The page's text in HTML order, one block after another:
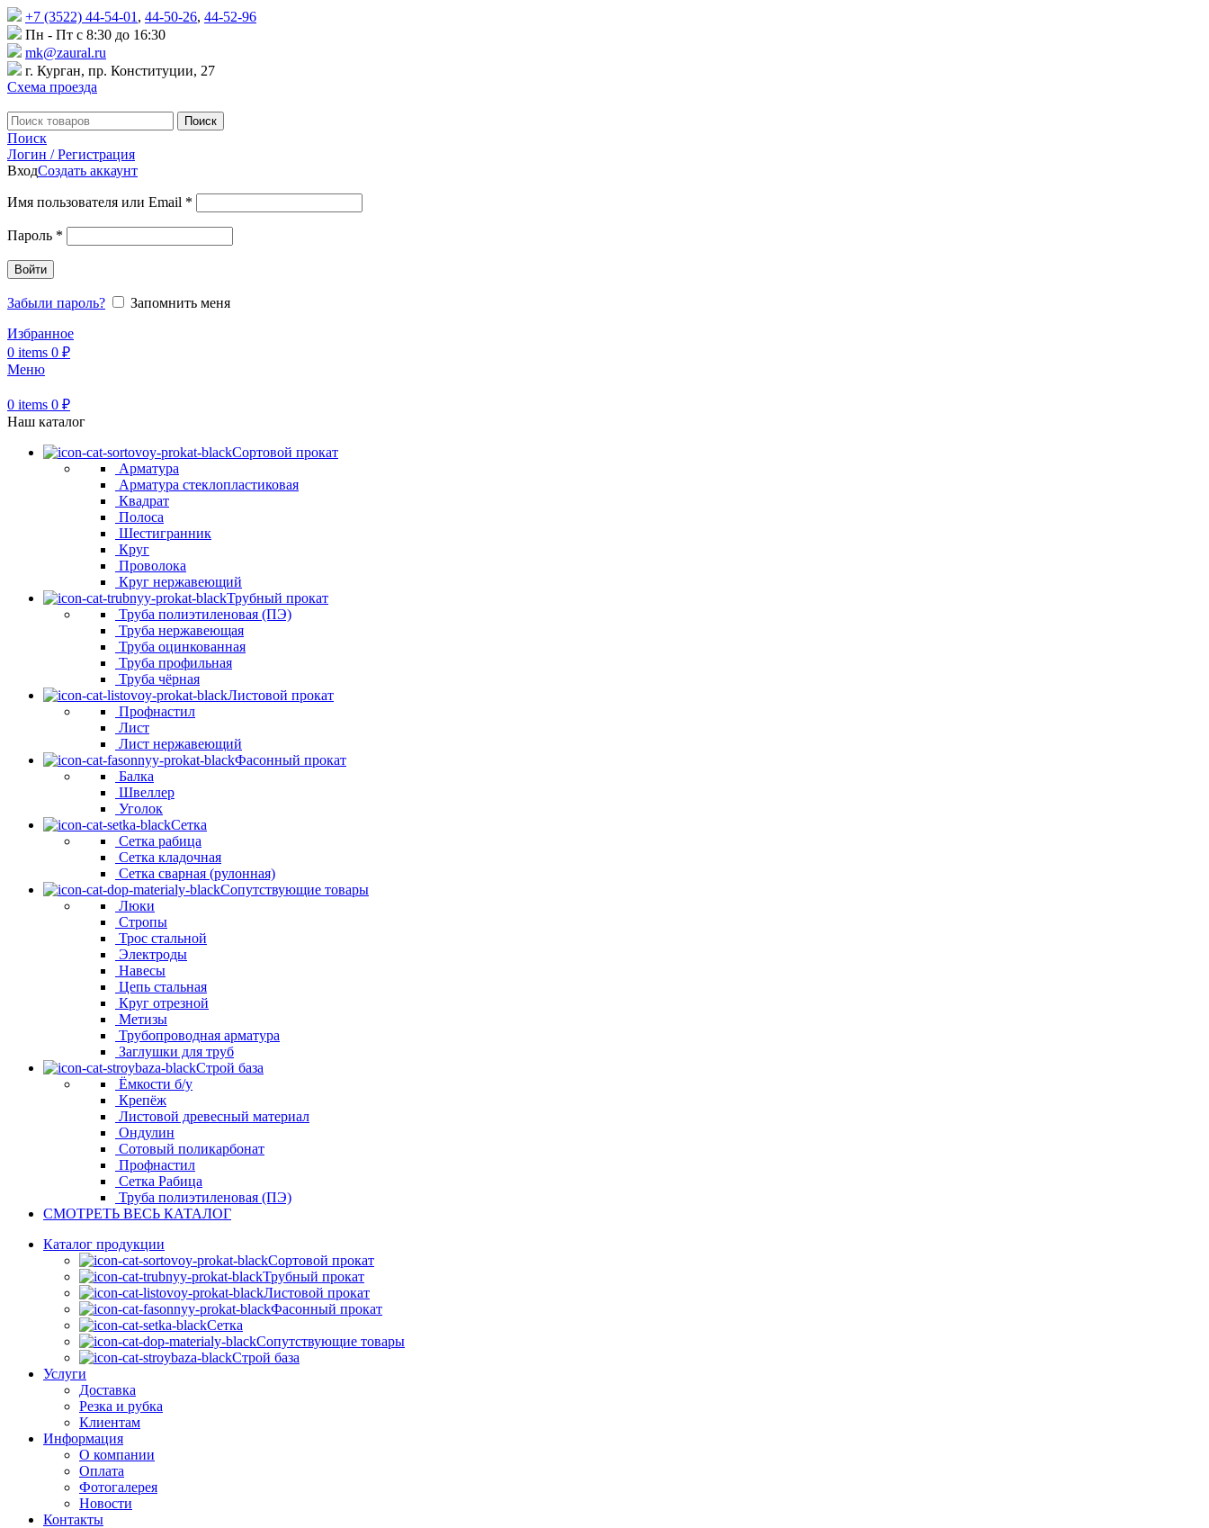
+7 (3522) 44-54-01 , 44-50-26, 44-52-96
Пн - Пт с 8:30 до 16:30
mk@zaural.ru
г. Курган, пр. Конституции, 27
Схема проезда
Поиск
Поиск
Логин / Регистрация
ВходСоздать аккаунт
Имя пользователя или Email *
Пароль *
Войти
Забыли пароль?
Запомнить меня
Избранное
0 items 0 ₽
Меню
0 items 0 ₽
Наш каталог
Сортовой прокат
Арматура
Арматура стеклопластиковая
Квадрат
Полоса
Шестигранник
Круг
Проволока
Круг нержавеющий
Трубный прокат
Труба полиэтиленовая (ПЭ)
Труба нержавеющая
Труба оцинкованная
Труба профильная
Труба чёрная
Листовой прокат
Профнастил
Лист
Лист нержавеющий
Фасонный прокат
Балка
Швеллер
Уголок
Сетка
Сетка рабица
Сетка кладочная
Сетка сварная (рулонная)
Сопутствующие товары
Люки
Стропы
Трос стальной
Электроды
Навесы
Цепь стальная
Круг отрезной
Метизы
Трубопроводная арматура
Заглушки для труб
Строй база
Ёмкости б/у
Крепёж
Листовой древесный материал
Ондулин
Сотовый поликарбонат
Профнастил
Сетка Рабица
Труба полиэтиленовая (ПЭ)
СМОТРЕТЬ ВЕСЬ КАТАЛОГ
Каталог продукции
Сортовой прокат
Трубный прокат
Листовой прокат
Фасонный прокат
Сетка
Сопутствующие товары
Строй база
Услуги
Доставка
Резка и рубка
Клиентам
Информация
О компании
Оплата
Фотогалерея
Новости
Контакты